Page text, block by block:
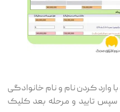
با وارد کردن نام و نام خانوادگی
تایید و مرحله بعد کلیک